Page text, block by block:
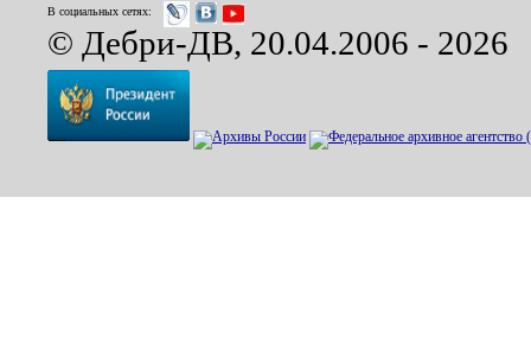
В социальных сетях:
© Дебри-ДВ, 20.04.2006 - 2026